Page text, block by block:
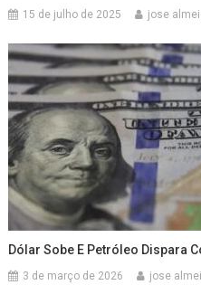
15 de julho de 2025 jose
Dólar Sobe E Petróleo Dispara
3 de março de 2026 jose